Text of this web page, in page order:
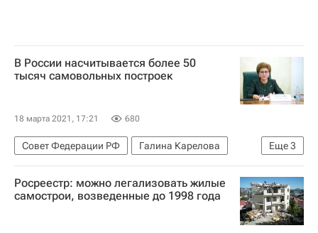
В России насчитывается более 50
тысяч самовольных построек
18 марта 2021, 17:21 680
Еще3
Совет Федерации РФ
Галина Карелова
Жилье
Недвижимость Самострой
Росреестр: можно легализовать жилые
самострои, возведенные до 1998 года